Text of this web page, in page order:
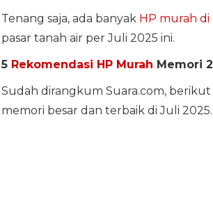
Tenang saja, ada banyak HP murah di
pasar tanah air per Juli 2025 ini.
5 Rekomendasi HP Murah Memori
Sudah dirangkum Suara.com,
memori besar dan terbaik di Juli 2025.